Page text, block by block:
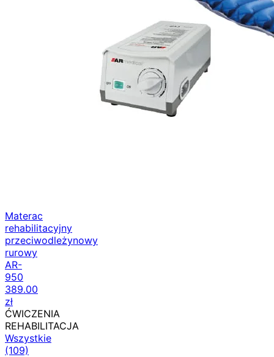
Materac
rehabilitacyjny
przeciwodleżynowy
rurowy
AR-
950
389.00
zł
ĆWICZENIA
REHABILITACJA
Wszystkie
(109)